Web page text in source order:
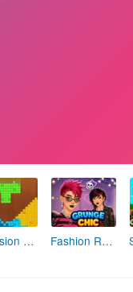
Explosion de Blocs de Sable Fashion Rebelle: Style Grunge Chic